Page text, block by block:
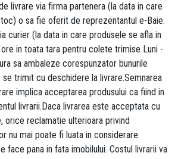
livrare via firma partenera (la data in care
o sa fie oferit de reprezentantul e-Baie.
curier (la data in care produsele se afla in
in toata tara pentru colete trimise Luni -
sa ambaleze corespunzator bunurile
trimit cu deschidere la livrare.Semnarea
implica acceptarea produsului ca fiind in
livrarii.Daca livrarea este acceptata cu
orice reclamatie ulterioara privind
nu mai poate fi luata in considerare.
face pana in fata imobilului. Costul livrarii va